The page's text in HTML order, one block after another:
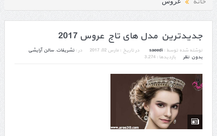
جدیدترین مدل های تاج عروس 2017
نوشته شده توسط : saeedi در تاریخ : مارس 02, 2017 در : تشریفات,سالن آرایشی
بدون نظر
بازدیدها : 3,274